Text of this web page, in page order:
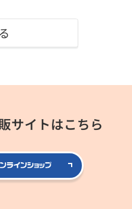
サイトはこちら
公式コロ